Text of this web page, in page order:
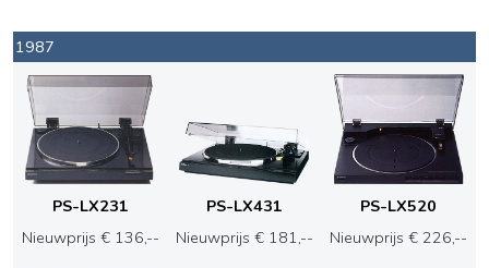
1987
PS-LX231
Nieuwprijs € 136,--
PS-LX431
Nieuwprijs € 181,--
PS-LX520
Nieuwprijs € 226,--